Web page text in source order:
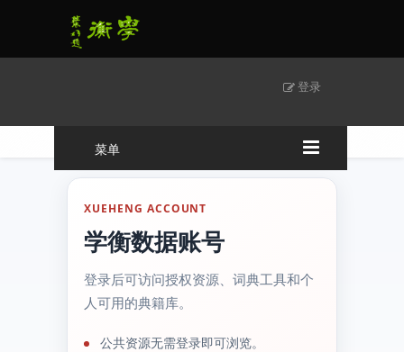
登录
菜单
XUEHENG ACCOUNT
学衡数据账号
登录后可访问授权资源、词典工具和个
人可用的典籍库。
公共资源无需登录即可浏览。